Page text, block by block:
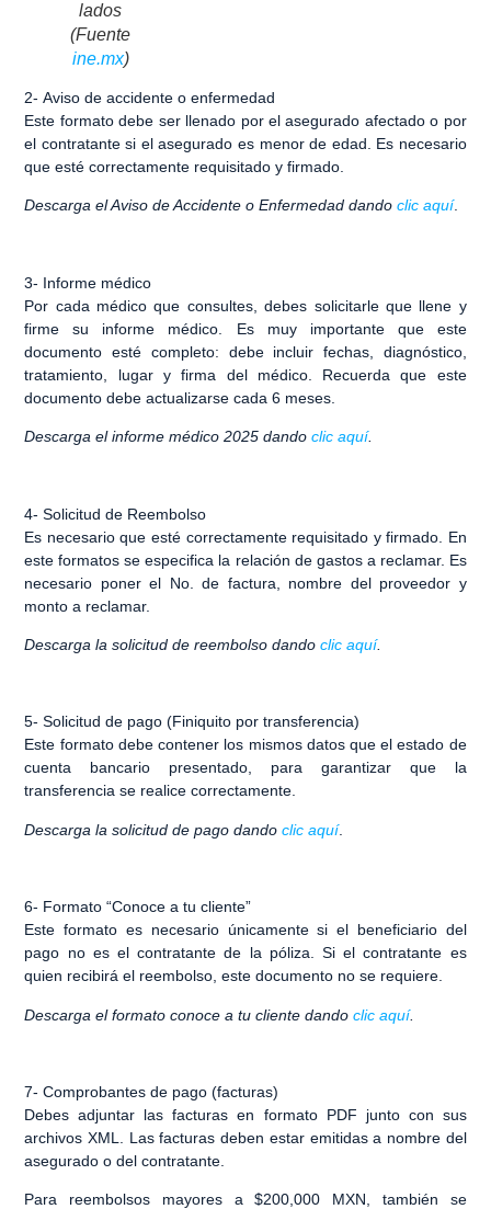
lados
(Fuente
ine.mx)
2-Aviso de accidente o enfermedad
Este formato debe ser llenado por el asegurado afectado o por
el contratante si el asegurado es menor de edad. Es necesario
que esté correctamente requisitado y firmado.
Descarga el Aviso de Accidente o Enfermedad dandoclic aquí.
3- Informe médico
Por cada médico que consultes, debes solicitarle que llene y
firme su informe médico. Es muy importante que este
documento esté completo: debe incluir fechas, diagnóstico,
tratamiento, lugar y firma del médico. Recuerda que este
documento debe actualizarse cada 6 meses.
Descarga el informe médico 2025 dandoclic aquí.
4-Solicitud de Reembolso
Es necesario que esté correctamente requisitado y firmado. En
este formatos se especifica la relación de gastos a reclamar. Es
necesario poner el No. de factura, nombre del proveedor y
monto a reclamar.
Descarga la solicitud de reembolso dandoclic aquí.
5-Solicitud de pago (Finiquito por transferencia)
Este formato debe contener los mismos datos que el estado de
cuenta bancario presentado, para garantizar que la
transferencia se realice correctamente.
Descarga la solicitud de pago dandoclic aquí.
6- Formato “Conoce a tu cliente”
Este formato es necesario únicamente si el beneficiario del
pago no es el contratante de la póliza.
Si el contratante es
quien recibirá el reembolso, este documento no se requiere.
Descarga el formato conoce a tu cliente dandoclic aquí.
7-Comprobantes de pago (facturas)
Debes adjuntar las facturas en formato PDF junto con sus
archivos XML. Las facturas deben estar emitidas a nombre del
asegurado o del contratante.
Para reembolsos mayores a $200,000 MXN, también se